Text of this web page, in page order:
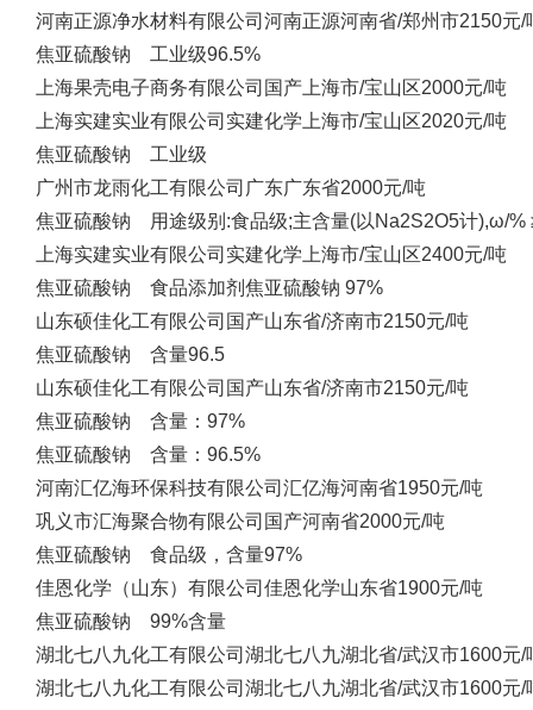
河南正源净水材料有限公司 河南正源河南省/郑州市2150元/
焦亚硫酸钠 工业级96.5%
上海果壳电子商务有限公司 国产 上海市/宝山区2000元/吨
上海实建实业有限公司 实建化学 上海市/宝山区2020元/吨
焦亚硫酸钠 工业级
广州市龙雨化工有限公司 广东广东省2000元/吨
焦亚硫酸钠 用途级别:食品级;主含量(以Na2S2O5计),ω/%
上海实建实业有限公司 实建化学 上海市/宝山区2400元/吨
焦亚硫酸钠 食品添加剂焦亚硫酸钠 97%
山东硕佳化工有限公司 国产山东省/济南市2150元/吨
焦亚硫酸钠 含量96.5
山东硕佳化工有限公司 国产山东省/济南市2150元/吨
焦亚硫酸钠 含量：97%
焦亚硫酸钠 含量：96.5%
河南汇亿海环保科技有限公司 汇亿海河南省1950元/吨
巩义市汇海聚合物有限公司 国产河南省2000元/吨
焦亚硫酸钠 食品级，含量97%
佳恩化学（山东）有限公司 佳恩化学山东省1900元/吨
焦亚硫酸钠 99%含量
湖北七八九化工有限公司 湖北七八九湖北省/武汉市1600元/
湖北七八九化工有限公司 湖北七八九湖北省/武汉市1600元/